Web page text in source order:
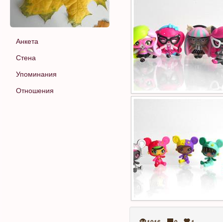
Анкета
Стена
Упоминания
Отношения